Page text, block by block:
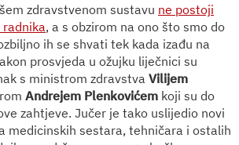
zdravstvenom sustavu ne postoji
radnika, a s obzirom na ono što smo do
ih se shvati tek kada izađu na
prosvjeda u ožujku liječnici su
s ministrom zdravstva Vilijem
Andrejem Plenkovićem koji su do
zahtjeve. Jučer je tako uslijedio novi
medicinskih sestara, tehničara i ostalih